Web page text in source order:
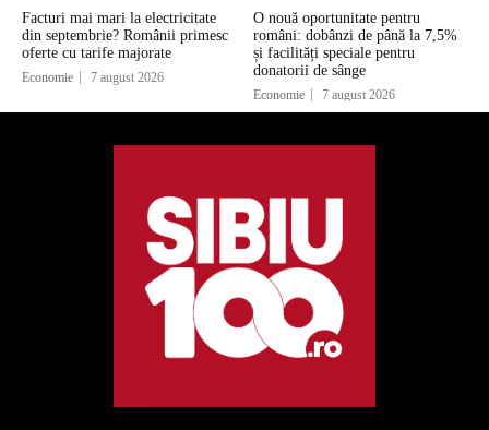
Facturi mai mari la electricitate
din septembrie? Românii primesc
oferte cu tarife majorate
Economie 7 august 2026
O nouă oportunitate pentru
români: dobânzi de până la 7,5%
și facilități speciale pentru
donatorii de sânge
Economie 7 august 2026